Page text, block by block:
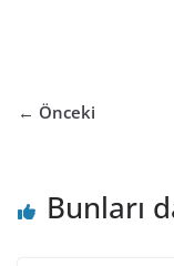
← Önceki
Bunları